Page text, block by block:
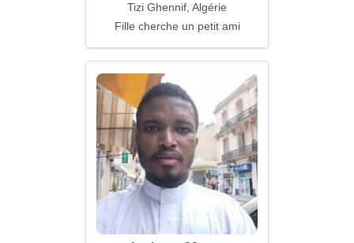
Tizi Ghennif, Algérie
Fille cherche un petit ami